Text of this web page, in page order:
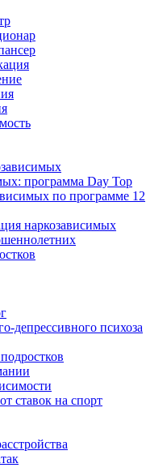
программа Day Top
по программе 12
наркозависимых
депрессивного психоза
ставок на спорт